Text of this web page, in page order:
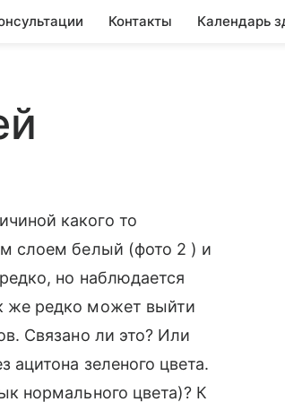
Контакты Календарь
какого то
слоем белый (фото 2 ) и
но наблюдается
же редко может выйти
Связано ли это? Или
ацитона зеленого цвета.
нормального цвета)? К